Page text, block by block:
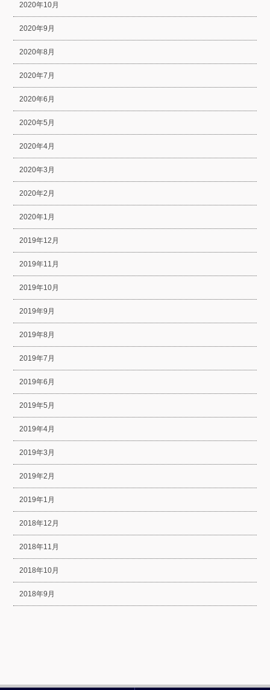
2020年10月
2020年9月
2020年8月
2020年7月
2020年6月
2020年5月
2020年4月
2020年3月
2020年2月
2020年1月
2019年12月
2019年11月
2019年10月
2019年9月
2019年8月
2019年7月
2019年6月
2019年5月
2019年4月
2019年3月
2019年2月
2019年1月
2018年12月
2018年11月
2018年10月
2018年9月